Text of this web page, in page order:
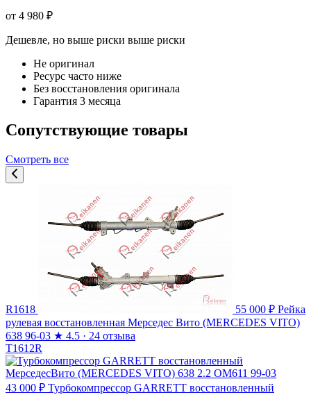
от 4 980 ₽
Дешевле, но выше риски выше риски
Не оригинал
Ресурс часто ниже
Без восстановления оригинала
Гарантия 3 месяца
Сопутствующие товары
Смотреть все
R1618 55 000 ₽ Рейка
рулевая восстановленная Мерседес Вито (MERCEDES VITO)
638 96-03 ★ 4.5 · 24 отзыва
T1612R
43 000 ₽ Турбокомпрессор GARRETT восстановленный